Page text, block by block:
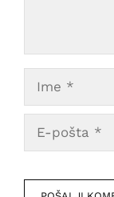
pošta
mesto